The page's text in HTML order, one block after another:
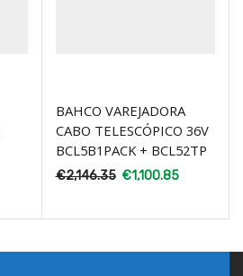
BAHCO VAREJADORA
CABO TELESCÓPICO 36V
BCL5B1PACK + BCL52TP
€2,146.35 €1,100.85